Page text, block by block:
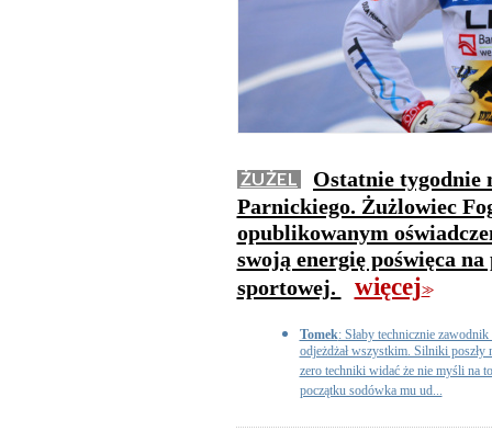
ŻUŻEL
Ostatnie tygodnie
Parnickiego. Żużlowiec
opublikowanym
swoją energię poświęca
sportowej.
więcej>>
Tomek: Słaby technicznie
odjeżdżał wszystkim. Silniki
zero techniki widać że nie myśli na
początku sodówka mu ud...